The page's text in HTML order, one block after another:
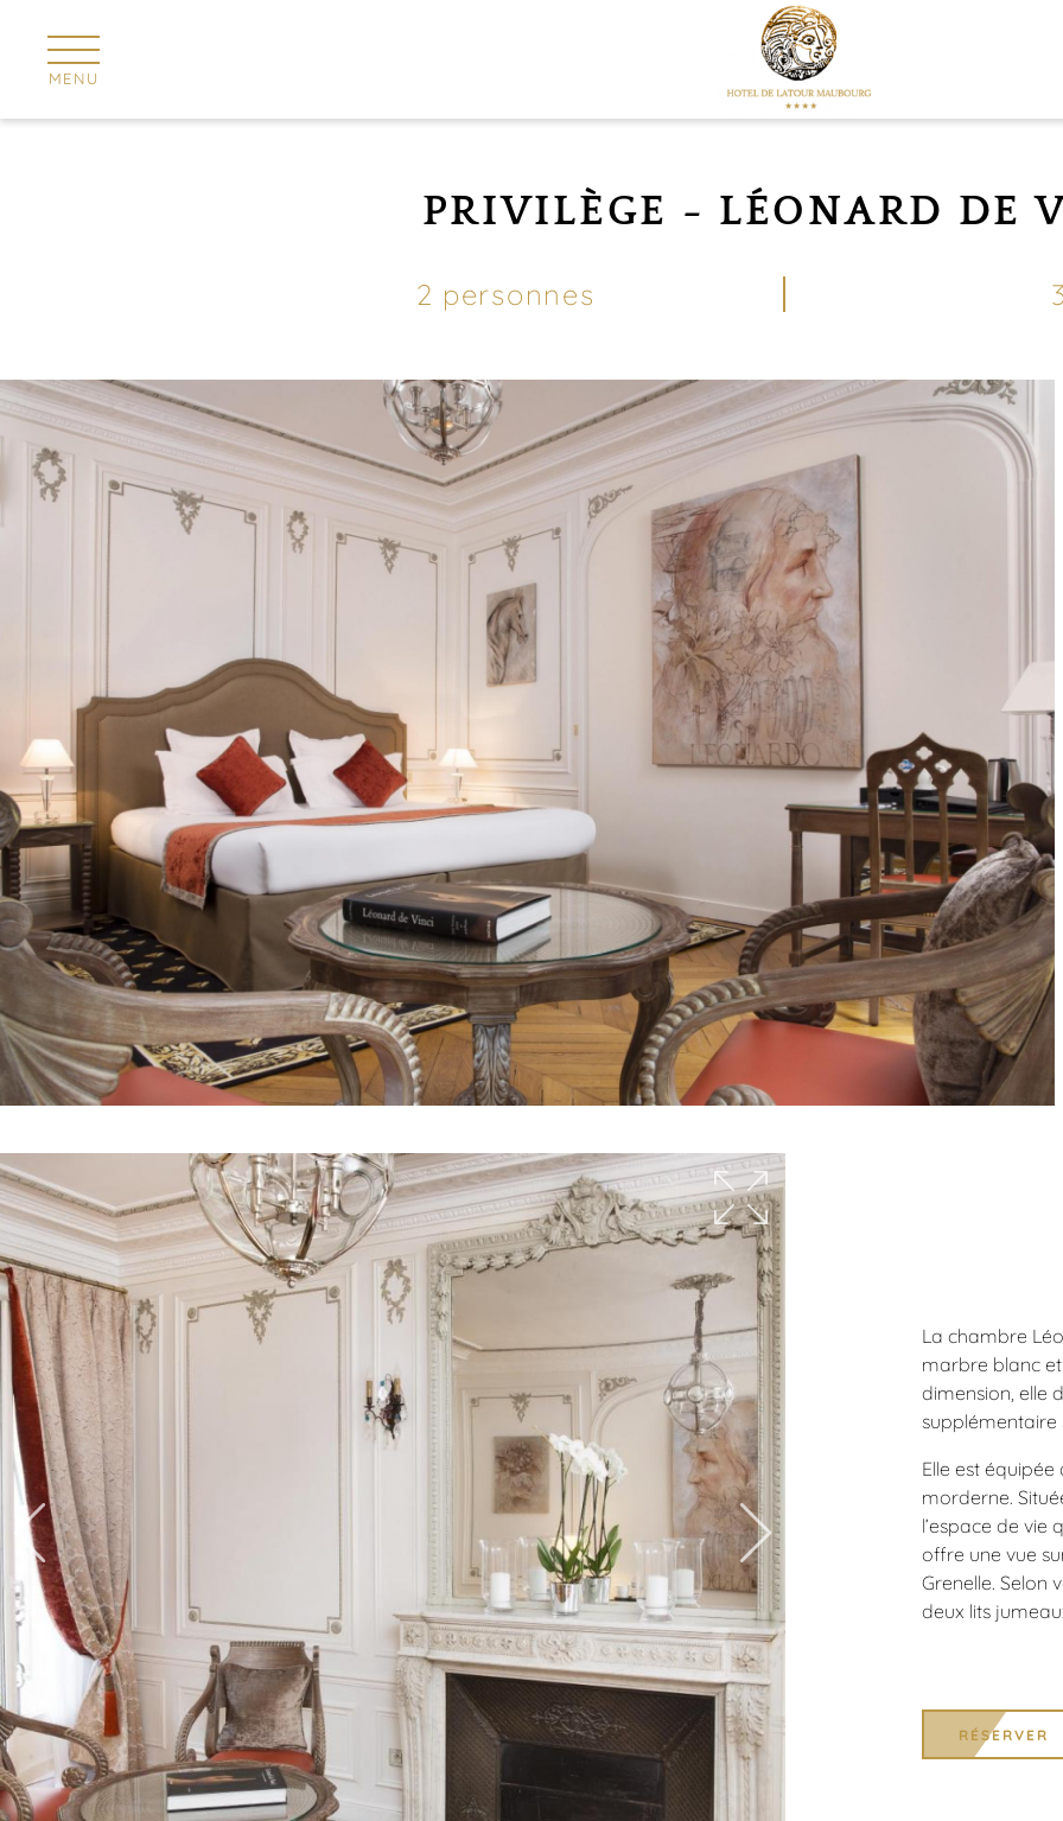
MENU
PRIVILÈGE - LÉONARD DE
2 personnes
La chambre
marbre blanc
dimension, elle
supplémentaire
Elle est
morderne.
l’espace de vie
offre une vue
Grenelle. Selon
deux lits
RÉSERVER